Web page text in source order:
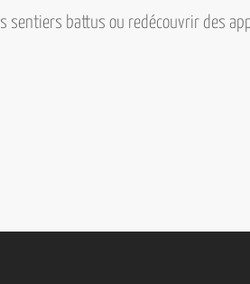
battus ou redécouvrir des